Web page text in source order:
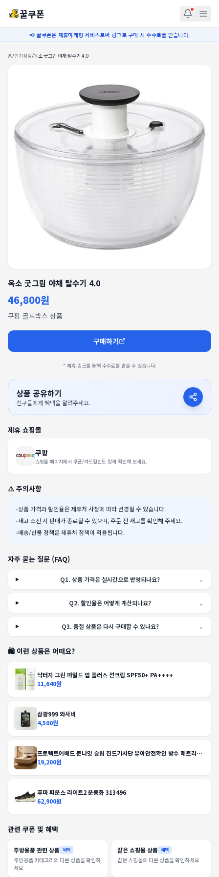
꿀쿠폰
📢 꿀쿠폰은 제휴마케팅 서비스로써 링크로 구매 시 수수료를 받습니다.
홈/인기상품/옥소 굿그립 야채 탈수기 4.0
옥소 굿그립 야채 탈수기 4.0
46,800원
쿠팡 골드박스 상품
구매하기
* 제휴 링크를 통해 수수료를 받을 수 있습니다.
상품 공유하기
친구들에게 혜택을 알려주세요.
제휴 쇼핑몰
쿠팡
쇼핑몰 페이지에서 쿠폰/카드할인도 함께 확인해 보세요.
⚠️ 주의사항
•상품 가격과 할인율은 제휴처 사정에 따라 변경될 수 있습니다.
•재고 소진 시 판매가 종료될 수 있으며, 주문 전 재고를 확인해 주세요.
•배송/반품 정책은 제휴처 정책이 적용됩니다.
자주 묻는 질문 (FAQ)
Q1.상품 가격은 실시간으로 반영되나요? ⌄
Q2.할인율은 어떻게 계산되나요? ⌄
Q3. 품절 상품은 다시 구매할 수 있나요? ⌄
🛍️ 이런 상품은 어때요?
닥터지 그린 마일드 업 플러스 선크림 SPF50+ PA++++
11,640원
삼광999 와사비
4,500원
프로텍트어베드 문나잇 슬립 진드기차단 유아안전확인 방수 매트리스
커버
19,200원
푸마 파운스 라이트2 운동화 313496
62,900원
관련 쿠폰 및 혜택
주방용품 관련 상품 혜택
주방용품 카테고리의 다른 상품을 확인하
세요
같은 쇼핑몰 상품 혜택
같은 쇼핑몰의 다른 상품을 확인하세요